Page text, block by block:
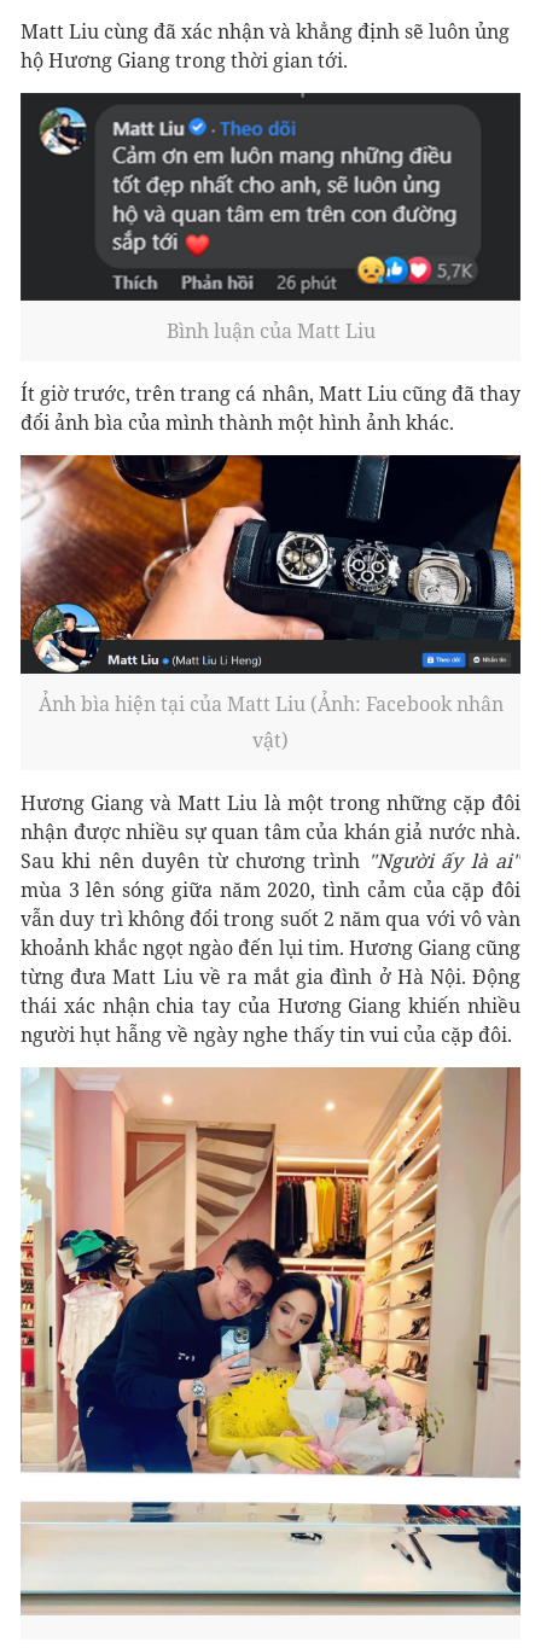
Matt Liu cùng đã xác nhận và khẳng định sẽ luôn ủng
hộ Hương Giang trong thời gian tới.
Bình luận của Matt Liu
Ít giờ trước, trên trang cá nhân, Matt Liu cũng đã thay
đổi ảnh bìa của mình thành một hình ảnh khác.
Ảnh bìa hiện tại của Matt Liu (Ảnh: Facebook nhân
vật)
Hương Giang và Matt Liu là một trong những cặp đôi
nhận được nhiều sự quan tâm của khán giả nước nhà.
Sau khi nên duyên từ chương trình "Người ấy là ai"
mùa 3 lên sóng giữa năm 2020, tình cảm của cặp đôi
vẫn duy trì không đổi trong suốt 2 năm qua với vô vàn
khoảnh khắc ngọt ngào đến lụi tim. Hương Giang cũng
từng đưa Matt Liu về ra mắt gia đình ở Hà Nội. Động
thái xác nhận chia tay của Hương Giang khiến nhiều
người hụt hẫng về ngày nghe thấy tin vui của cặp đôi.